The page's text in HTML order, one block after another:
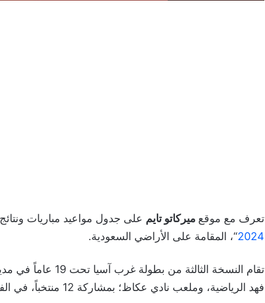
تعرف مع موقع ميركاتو تايم على جدول مواعيد مباريات
2024“، المقامة على الأراضي السعودية.
تقام النسخة
فهد الرياضية، وملعب نادي عكاظ؛ بمشاركة 12 منتخباً، في الفترة من 25 يونيو وحتى 5 يوليو 2024.